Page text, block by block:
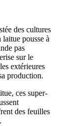
des cultures
pousse à
pas
sur le
extérieures
production.
ces super-
des feuilles